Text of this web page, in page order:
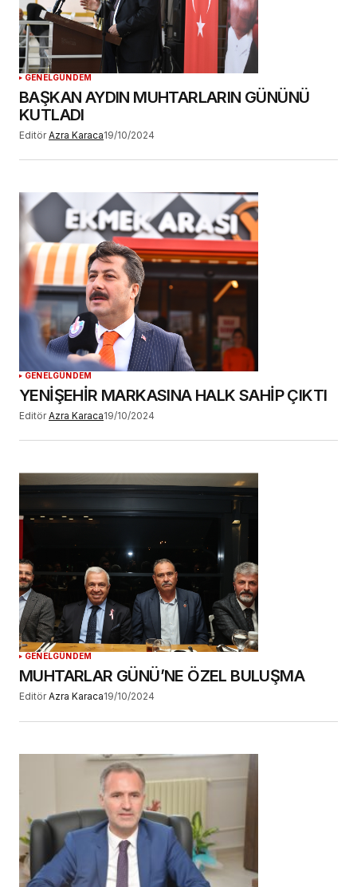
YORUM GÖNDER
GENELGÜNDEM
BAŞKAN AYDIN MUHTARLARIN GÜNÜNÜ
KUTLADI
Editör Azra Karaca19/10/2024
GENELGÜNDEM
YENİŞEHİR MARKASINA HALK SAHİP ÇIKTI
Editör Azra Karaca19/10/2024
GENELGÜNDEM
MUHTARLAR GÜNÜ’NE ÖZEL BULUŞMA
Editör Azra Karaca19/10/2024